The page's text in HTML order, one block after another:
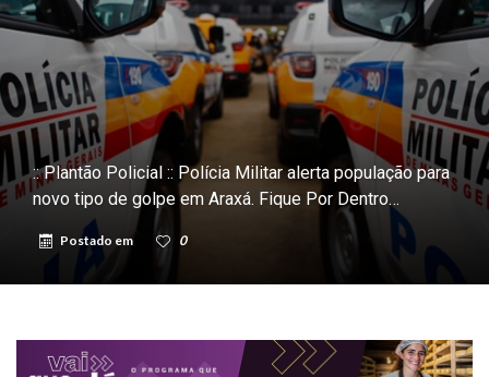
:: Plantão Policial :: Polícia Militar alerta população para
novo tipo de golpe em Araxá. Fique Por Dentro…
Postado em 0